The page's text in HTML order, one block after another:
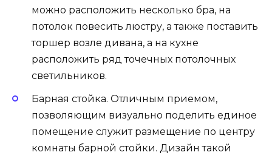
можно расположить несколько бра, на
потолок повесить люстру, а также поставить
торшер возле дивана, а на кухне
расположить ряд точечных потолочных
светильников.
Барная стойка. Отличным приемом,
позволяющим визуально поделить единое
помещение служит размещение по центру
комнаты барной стойки. Дизайн такой